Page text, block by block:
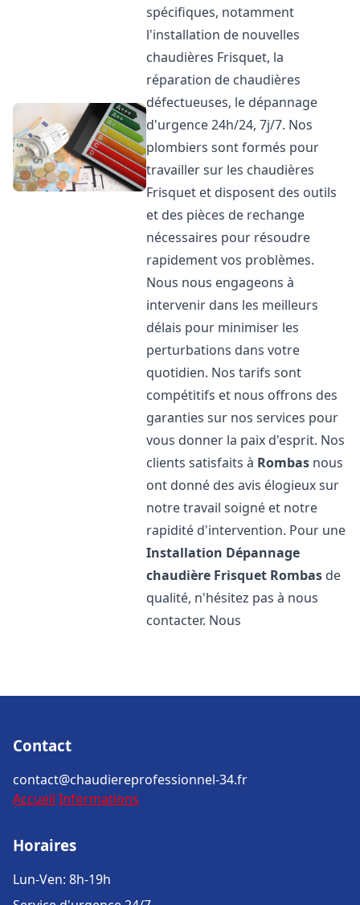
spécifiques, notamment
l'installation de nouvelles
chaudières Frisquet, la
réparation de chaudières
défectueuses, le dépannage
d'urgence 24h/24, 7j/7. Nos
plombiers sont formés pour
travailler sur les chaudières
Frisquet et disposent des outils
et des pièces de rechange
nécessaires pour résoudre
rapidement vos problèmes.
Nous nous engageons à
intervenir dans les meilleurs
délais pour minimiser les
perturbations dans votre
quotidien. Nos tarifs sont
compétitifs et nous offrons des
garanties sur nos services pour
vous donner la paix d'esprit. Nos
clients satisfaits à Rombas nous
ont donné des avis élogieux sur
notre travail soigné et notre
rapidité d'intervention. Pour une
Installation Dépannage
chaudière Frisquet Rombas de
qualité, n'hésitez pas à nous
contacter. Nous
Contact
contact@chaudiereprofessionnel-34.fr
Accueil Informations
Horaires
Lun-Ven: 8h-19h